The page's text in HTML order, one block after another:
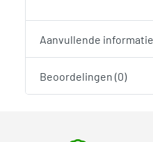
Aanvullende informatie
Beoordelingen (0)